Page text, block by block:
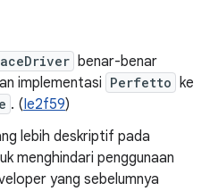
benar-benar
implementasi Perfetto ke
. (Ie2f59)
lebih deskriptif pada
menghindari penggunaan
yang sebelumnya